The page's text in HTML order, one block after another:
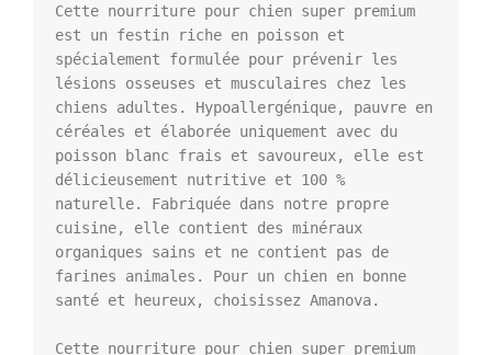
Cette nourriture pour chien super premium
est un festin riche en poisson et
spécialement formulée pour prévenir les
lésions osseuses et musculaires chez les
chiens adultes. Hypoallergénique, pauvre en
céréales et élaborée uniquement avec du
poisson blanc frais et savoureux, elle est
délicieusement nutritive et 100 %
naturelle. Fabriquée dans notre propre
cuisine, elle contient des minéraux
organiques sains et ne contient pas de
farines animales. Pour un chien en bonne
santé et heureux, choisissez Amanova.
Cette nourriture pour chien super premium